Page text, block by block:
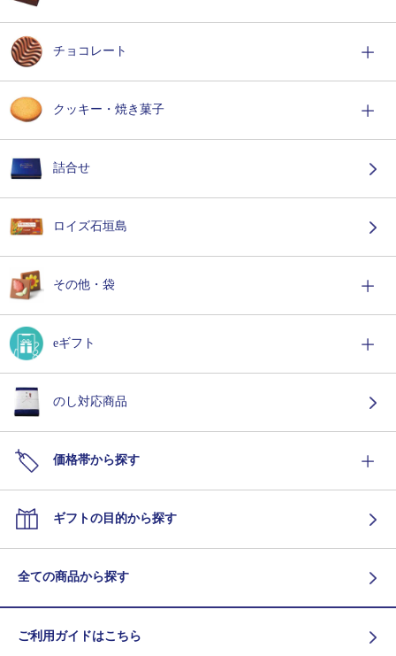
チョコレート
クッキー・焼き菓子
詰合せ
ロイズ石垣島
その他・袋
eギフト
のし対応商品
価格帯から探す
ギフトの目的から探す
全ての商品から探す
ご利用ガイドはこちら